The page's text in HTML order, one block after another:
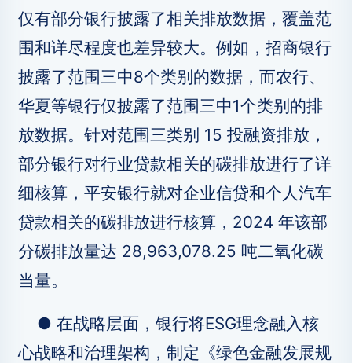
仅有部分银行披露了相关排放数据，覆盖范
围和详尽程度也差异较大。例如，招商银行
披露了范围三中8个类别的数据，而农行、
华夏等银行仅披露了范围三中1个类别的排
放数据。针对范围三类别 15 投融资排放，
部分银行对行业贷款相关的碳排放进行了详
细核算，平安银行就对企业信贷和个人汽车
贷款相关的碳排放进行核算，2024 年该部
分碳排放量达 28,963,078.25 吨二氧化碳
当量。
● 在战略层面，银行将ESG理念融入核
心战略和治理架构，制定《绿色金融发展规